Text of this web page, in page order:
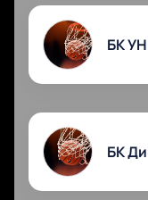
Покупайте
быстрая бронь,
билетов.
лучший сектор
специальные
клиентов.
поможет
Купите билет
БК
БК